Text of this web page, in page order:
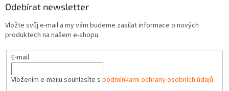
Odebírat newsletter
Vložte svůj e-mail a my vám budeme zasílat informace o nových
produktech na našem e-shopu.
E-mail
Vložením e-mailu souhlasíte s podmínkami ochrany osobních údajů